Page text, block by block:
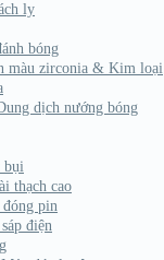
ly
bóng
màu zirconia & Kim loại
dịch nướng bóng
bụi
thạch cao
pin
điện